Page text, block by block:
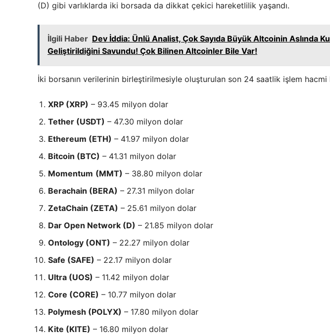
(D) gibi varlıklarda iki borsada da dikkat çekici hareketlilik yaşandı.
İlgili Haber Dev İddia: Ünlü Analist, Çok Sayıda Büyük Altcoinin Aslında
Geliştirildiğini Savundu! Çok Bilinen Altcoinler Bile Var!
İki borsanın verilerinin birleştirilmesiyle oluşturulan son 24 saatlik işlem
XRP (XRP) – 93.45 milyon dolar
Tether (USDT) – 47.30 milyon dolar
Ethereum (ETH) – 41.97 milyon dolar
Bitcoin (BTC) – 41.31 milyon dolar
Momentum (MMT) – 38.80 milyon dolar
Berachain (BERA) – 27.31 milyon dolar
ZetaChain (ZETA) – 25.61 milyon dolar
Dar Open Network (D) – 21.85 milyon dolar
Ontology (ONT) – 22.27 milyon dolar
Safe (SAFE) – 22.17 milyon dolar
Ultra (UOS) – 11.42 milyon dolar
Core (CORE) – 10.77 milyon dolar
Polymesh (POLYX) – 17.80 milyon dolar
Kite (KITE) – 16.80 milyon dolar